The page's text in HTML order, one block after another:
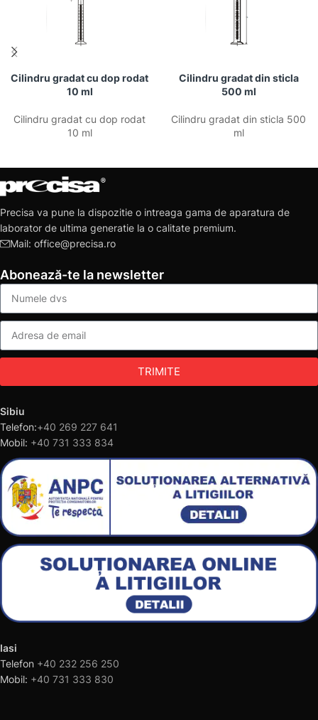
Cilindru gradat cu dop rodat
10 ml
Cilindru gradat cu dop rodat
10 ml
Cilindru gradat din sticla
500 ml
Cilindru gradat din sticla 500
ml
Precisa va pune la dispozitie o intreaga gama de aparatura de
laborator de ultima generatie la o calitate premium.
Mail: office@precisa.ro
Abonează-te la newsletter
TRIMITE
Sibiu
Telefon:+40 269 227 641
Mobil: +40 731 333 834
Iasi
Telefon +40 232 256 250
Mobil: +40 731 333 830